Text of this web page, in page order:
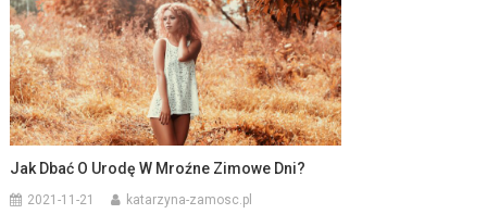
Jak Dbać O Urodę W Mroźne Zimowe Dni?
2021-11-21 katarzyna-zamosc.pl